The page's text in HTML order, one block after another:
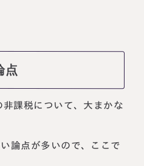
点
非課税について、大まかな
論点が多いので、ここで